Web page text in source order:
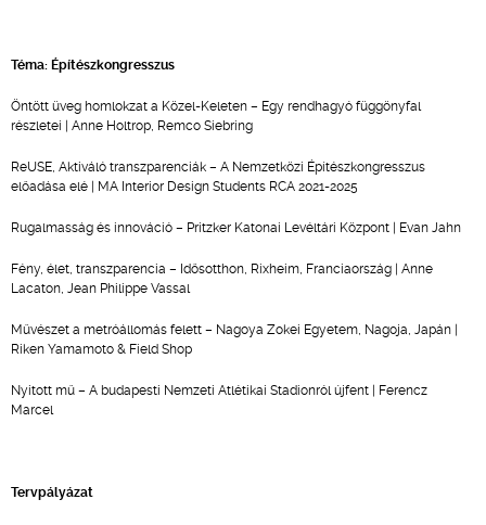
Téma: Építészkongresszus
Öntött üveg homlokzat a Közel-Keleten – Egy rendhagyó függönyfal
részletei | Anne Holtrop, Remco Siebring
ReUSE, Aktiváló transzparenciák – A Nemzetközi Építészkongresszus
előadása elé | MA Interior Design Students RCA 2021-2025
Rugalmasság és innováció – Pritzker Katonai Levéltári Központ | Evan Jahn
Fény, élet, transzparencia – Idősotthon, Rixheim, Franciaország | Anne
Lacaton, Jean Philippe Vassal
Művészet a metróállomás felett – Nagoya Zokei Egyetem, Nagoja, Japán |
Riken Yamamoto & Field Shop
Nyitott mű – A budapesti Nemzeti Atlétikai Stadionról újfent | Ferencz
Marcel
Tervpályázat